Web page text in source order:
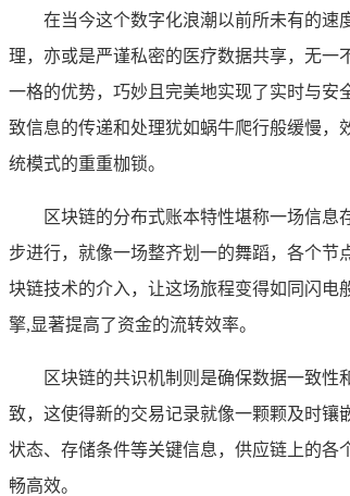
在当今这个数字化浪潮以前所未有的速
理，亦或是严谨私密的医疗数据共享，无
一格的优势，巧妙且完美地实现了实时与安
致信息的传递和处理犹如蜗牛爬行般缓慢
统模式的重重枷锁。
区块链的分布式账本特性堪称一场信
步进行，就像一场整齐划一的舞蹈，各个
块链技术的介入，让这场旅程变得如同闪电
擎,显著提高了资金的流转效率。
区块链的共识机制则是确保数据一致
致，这使得新的交易记录就像一颗颗及时
状态、存储条件等关键信息，供应链上的各
畅高效。